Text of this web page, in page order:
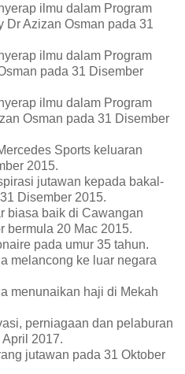
ilmu dalam Program
Dr Azizan Osman pada 31
ilmu dalam Program
pada 31 Disember
ilmu dalam Program
Osman pada 31 Disember
Sports keluaran
2015.
jutawan kepada bakal-
Disember 2015.
biasa baik di Cawangan
bermula 20 Mac 2015.
pada umur 35 tahun.
melancong ke luar negara
menunaikan haji di Mekah
perniagaan dan pelaburan
2017.
jutawan pada 31 Oktober